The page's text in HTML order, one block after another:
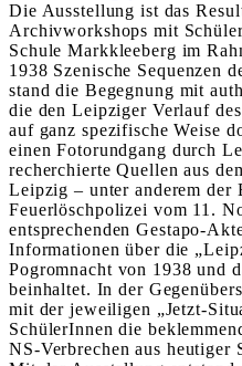
Die Ausstellung ist das
Archivworkshops mit
Schule Markkleeberg im
1938 Szenische Sequenzen
stand die Begegnung mit
die den Leipziger Verlauf
auf ganz spezifische Weise
einen Fotorundgang durch
recherchierte Quellen aus
Leipzig – unter anderem der
Feuerlöschpolizei vom 11.
entsprechenden Gestapo-
Informationen über die
Pogromnacht von 1938 und
beinhaltet. In der
mit der jeweiligen „Jetzt-
SchülerInnen die
NS-Verbrechen aus heutiger